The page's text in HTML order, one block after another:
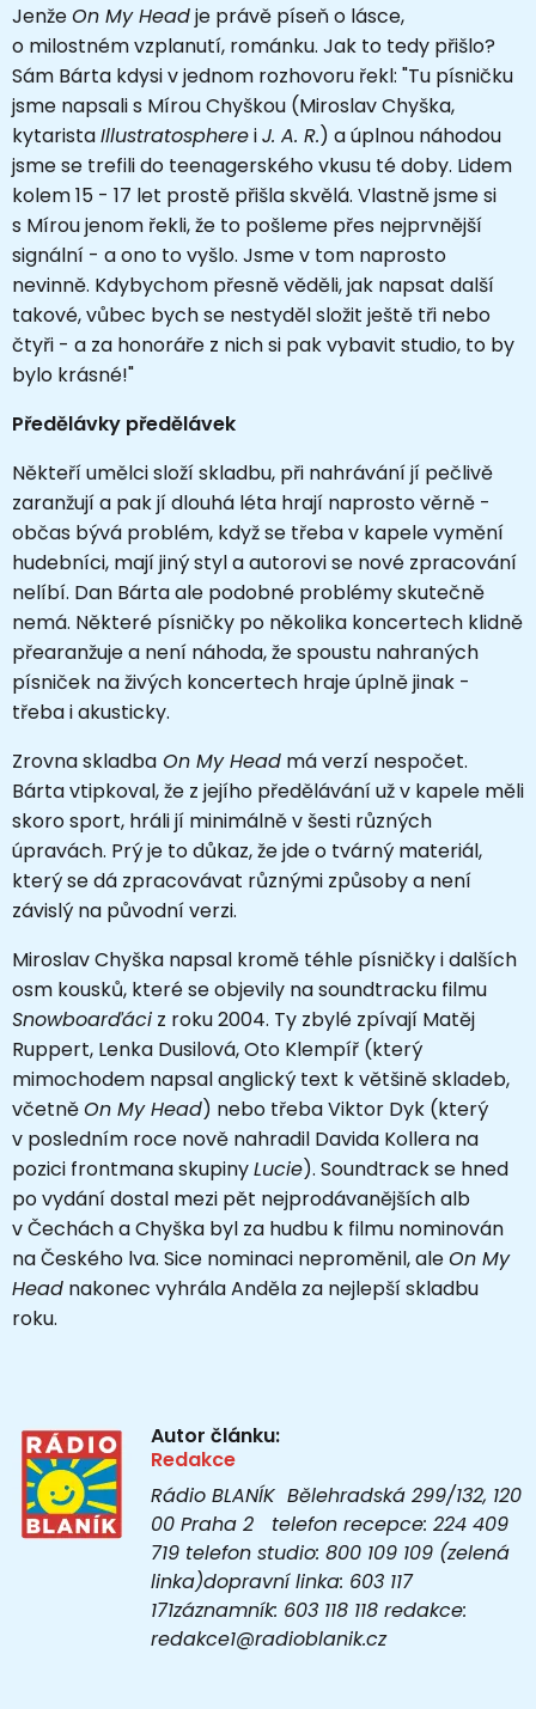
JenžeOn My Headje právě píseň o lásce,
o milostném vzplanutí, románku. Jak to tedy přišlo?
Sám Bárta kdysi v jednom rozhovoru řekl: "Tu písničku
jsme napsali s Mírou Chyškou (Miroslav Chyška,
kytaristaIllustratosphereiJ. A. R.) a úplnou náhodou
jsme se trefili do teenagerského vkusu té doby. Lidem
kolem 15 - 17 let prostě přišla skvělá. Vlastně jsme si
s Mírou jenom řekli, že to pošleme přes nejprvnější
signální - a ono to vyšlo. Jsme v tom naprosto
nevinně. Kdybychom přesně věděli, jak napsat další
takové, vůbec bych se nestyděl složit ještě tři nebo
čtyři - a za honoráře z nich si pak vybavit studio, to by
bylo krásné!"
Předělávky předělávek
Někteří umělci složí skladbu, při nahrávání jí pečlivě
zaranžují a pak jí dlouhá léta hrají naprosto věrně -
občas bývá problém, když se třeba v kapele vymění
hudebníci, mají jiný styl a autorovi se nové zpracování
nelíbí. Dan Bárta ale podobné problémy skutečně
nemá. Některé písničky po několika koncertech klidně
přearanžuje a není náhoda, že spoustu nahraných
písniček na živých koncertech hraje úplně jinak -
třeba i akusticky.
Zrovna skladba On My Head má verzí nespočet.
Bárta vtipkoval, že z jejího předělávání už v kapele měli
skoro sport, hráli jí minimálně v šesti různých
úpravách. Prý je to důkaz, že jde o tvárný materiál,
který se dá zpracovávat různými způsoby a není
závislý na původní verzi.
Miroslav Chyška napsal kromě téhle písničky i dalších
osm kousků, které se objevily na soundtracku filmu
Snowboarďáci z roku 2004. Ty zbylé zpívají Matěj
Ruppert, Lenka Dusilová, Oto Klempíř (který
mimochodem napsal anglický text k většině skladeb,
včetněOn My Head) nebo třeba Viktor Dyk (který
v posledním roce nově nahradil Davida Kollera na
pozici frontmana skupinyLucie). Soundtrack se hned
po vydání dostal mezi pět nejprodávanějších alb
v Čechách a Chyška byl za hudbu k filmu nominován
na Českého lva. Sice nominaci neproměnil, aleOn My
Head nakonec vyhrála Anděla za nejlepší skladbu
roku.
Autor článku:
Redakce
Rádio BLANÍK Bělehradská 299/132, 120
00 Praha 2 telefon recepce: 224 409
719 telefon studio: 800 109 109 (zelená
linka)dopravní linka: 603 117
171záznamník: 603 118 118 redakce:
redakce1@radioblanik.cz